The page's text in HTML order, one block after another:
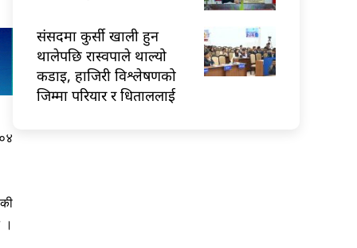
।
संसदमा कुर्सी खाली हुन
थालेपछि रास्वपाले थाल्यो
कडाइ, हाजिरी विश्लेषणको
जिम्मा परियार र धिताललाई